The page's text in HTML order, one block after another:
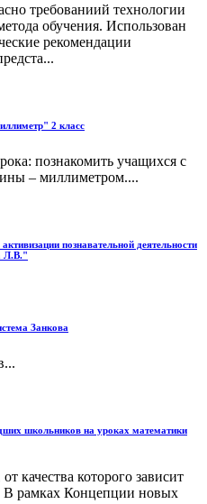
требованиий технологии
обучения. Использован
рекомендации
2 класс
познакомить учащихся с
– миллиметром....
познавательной деятельности
Л.В."
Занкова
школьников на уроках математики
качества которого зависит
В рамках Концепции новых